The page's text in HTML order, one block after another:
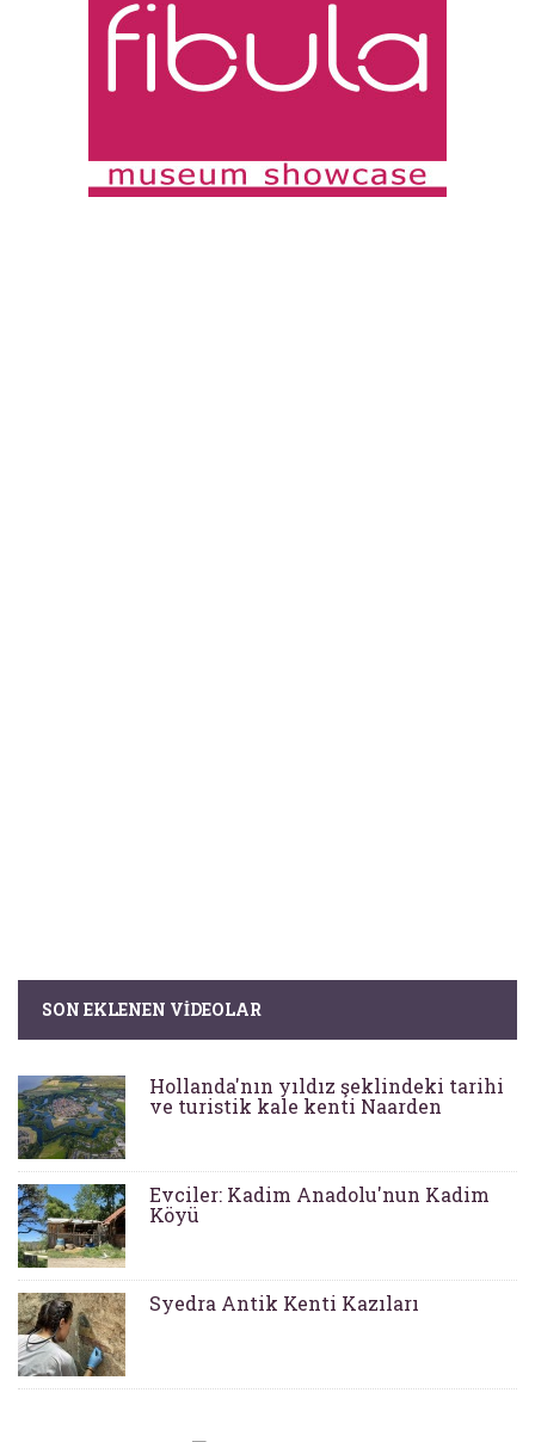
SON EKLENEN VIDEOLAR
Hollanda'nın yıldız şeklindeki tarihi
ve turistik kale kenti Naarden
Evciler: Kadim Anadolu'nun Kadim
Köyü
Syedra Antik Kenti Kazıları